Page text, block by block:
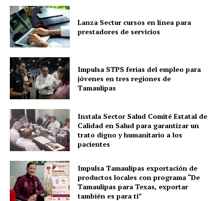
Lanza Sectur cursos en línea para
prestadores de servicios
Impulsa STPS ferias del empleo para
jóvenes en tres regiones de
Tamaulipas
Instala Sector Salud Comité Estatal de
Calidad en Salud para garantizar un
trato digno y humanitario a los
pacientes
Impulsa Tamaulipas exportación de
productos locales con programa “De
Tamaulipas para Texas, exportar
también es para ti”